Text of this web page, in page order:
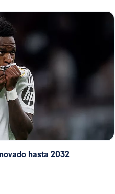
hasta 2032